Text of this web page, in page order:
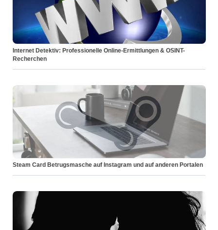
Internet Detektiv: Professionelle Online-Ermittlungen & OSINT-
Recherchen
Steam Card Betrugsmasche auf Instagram und auf anderen Portalen